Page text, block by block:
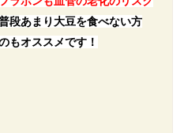
段あまり大豆を食べない方
もオススメです！